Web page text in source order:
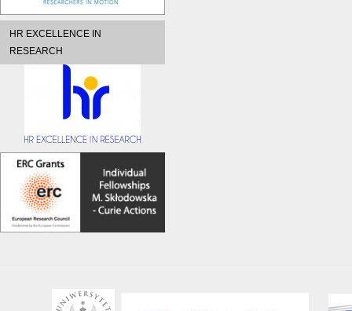
HR EXCELLENCE IN
RESEARCH